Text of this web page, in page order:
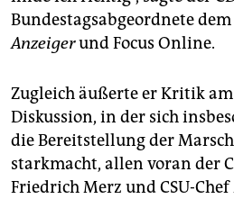
Bundestagsabgeordnete dem
Anzeigerund Focus Online.
Zugleich äußerte er Kritik
Diskussion, in der sich
die Bereitstellung der
starkmacht, allen voran der
Friedrich Merz und CSU-Chef